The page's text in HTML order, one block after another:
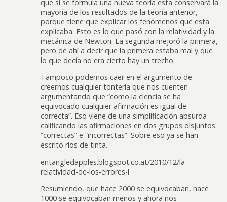
que si se formula una nueva teoría esta conservará la
mayoría de los resultados de la teoría anterior,
porque tiene que explicar los fenómenos que esta
explicaba. Esto es lo que pasó con la relatividad y la
mecánica de Newton. La segunda mejoró la primera,
pero de ahí a decir que la primera estaba mal y que
lo que decía no era cierto hay un trecho.
Tampoco podemos caer en el argumento de
creernos cualquier tontería que nos cuenten
argumentando que “como la ciencia se ha
equivocado cualquier afirmación es igual de
correcta”. Eso viene de una simplificación absurda
calificando las afirmaciones en dos grupos disjuntos
“correctas” e “incorrectas”. Sobre eso ya se han
escrito ríos de tinta.
entangledapples.blogspot.co.at/2010/12/la-
relatividad-de-los-errores-l
Resumiendo, que hace 2000 se equivocaban, hace
1000 se equivocaban menos y ahora nos